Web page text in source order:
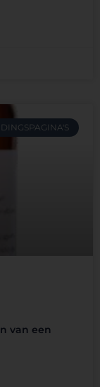
van een